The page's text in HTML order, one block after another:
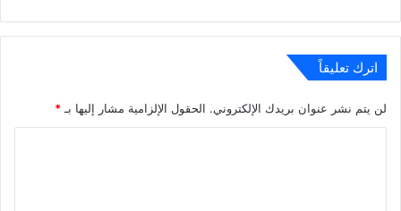
اترك تعليقاً
لن يتم نشر عنوان بريدك الإلكتروني. الحقول الإلزامية مشار إليها بـ *